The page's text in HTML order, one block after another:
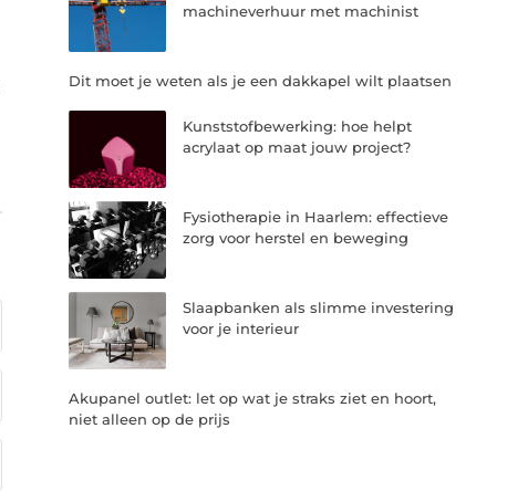
machineverhuur met machinist
Dit moet je weten als je een dakkapel wilt plaatsen
Kunststofbewerking: hoe helpt
acrylaat op maat jouw project?
Fysiotherapie in Haarlem: effectieve
zorg voor herstel en beweging
Slaapbanken als slimme investering
voor je interieur
Akupanel outlet: let op wat je straks ziet en hoort,
niet alleen op de prijs